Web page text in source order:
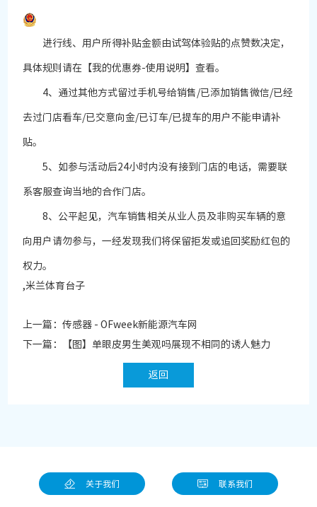
进行线、用户所得补贴金额由试驾体验贴的点赞数决定，
具体规则请在【我的优惠券-使用说明】查看。
4、通过其他方式留过手机号给销售/已添加销售微信/已经
去过门店看车/已交意向金/已订车/已提车的用户不能申请补
贴。
5、如参与活动后24小时内没有接到门店的电话，需要联
系客服查询当地的合作门店。
8、公平起见，汽车销售相关从业人员及非购买车辆的意
向用户请勿参与，一经发现我们将保留拒发或追回奖励红包的
权力。
,米兰体育台子
上一篇：传感器 - OFweek新能源汽车网
下一篇：
【图】单眼皮男生美观吗展现不相同的诱人魅力
返回
关于我们 联系我们